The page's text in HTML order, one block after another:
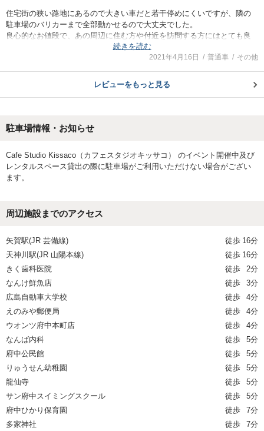
住宅街の狭い路地にあるので大きい車だと若干停めにくいですが、隣の
駐車場のバリカーまで全部動かせるので大丈夫でした。
良心的なお値段で、あの周辺に住む方や付近を訪問する方にはとても良
続きを読む
2021年4月16日 普通車 その他
レビューをもっと見る
駐車場情報・お知らせ
Cafe Studio Kissaco（カフェスタジオキッサコ） のイベント開催中及び
レンタルスペース貸出の際に駐車場がご利用いただけない場合がござい
ます。
周辺施設までのアクセス
矢賀駅(JR 芸備線) 徒歩 16分
天神川駅(JR 山陽本線)
徒歩 16分
きく歯科医院
徒歩
2分
なんけ鮮魚店
徒歩
3分
広島自動車大学校
徒歩
4分
えのみや郵便局
徒歩
4分
ウオンツ府中本町店
徒歩
4分
なんば内科
徒歩
5分
府中公民館
徒歩
5分
りゅうせん幼稚園
徒歩
5分
龍仙寺
徒歩
5分
サン府中スイミングスクール
徒歩
5分
府中ひかり保育園
徒歩
7分
多家神社
徒歩
7分